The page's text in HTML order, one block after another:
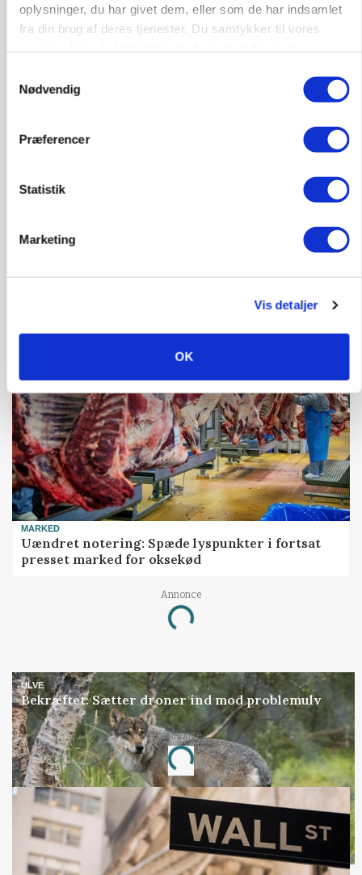
oplysninger, du har givet dem, eller som de har indsamlet
fra din brug af deres tjenester. Du samtykker til vores
Nødvendig
Præferencer
Statistik
Marketing
Vis detaljer
OK
PLANTER
Før såmaskinen kører: Her er efterårets største
skadedyrsrisici
MARKED
Uændret notering: Spæde lyspunkter i fortsat
presset marked for oksekød
Annonce
Loading...
ULVE
Bekræftet: Sætter droner ind mod problemulv
Annonce
Loading...